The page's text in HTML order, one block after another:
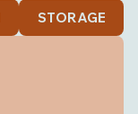
STORAGE